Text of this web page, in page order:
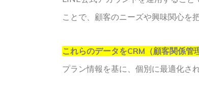
ことで、顧客のニーズや興味関心を
これらのデータをCRM（顧客関係
プラン情報を基に、個別に最適化さ